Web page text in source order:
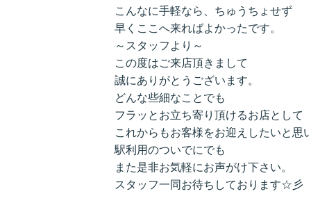
こんなに手軽なら、ちゅうちょせず
早くここへ来ればよかったです。
～スタッフより～
この度はご来店頂きまして
誠にありがとうございます。
どんな些細なことでも
フラッとお立ち寄り頂けるお店として
これからもお客様をお迎えしたいと思
駅利用のついでにでも
また是非お気軽にお声がけ下さい。
スタッフ一同お待ちしております☆彡